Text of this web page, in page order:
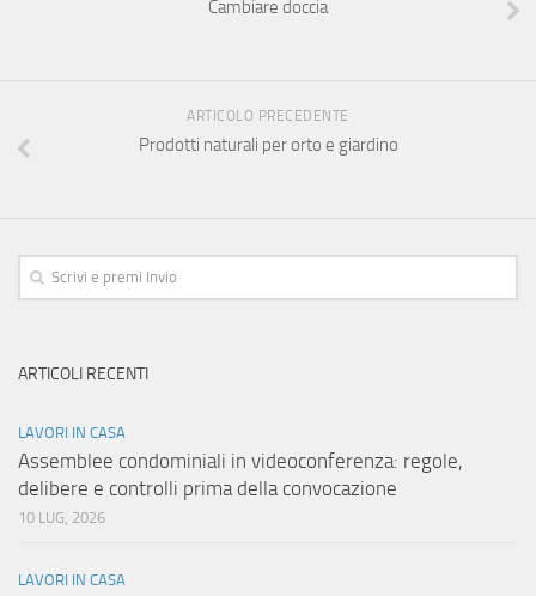
Cambiare doccia
ARTICOLO PRECEDENTE
Prodotti naturali per orto e giardino
ARTICOLI RECENTI
LAVORI IN CASA
Assemblee condominiali in videoconferenza: regole,
delibere e controlli prima della convocazione
10 LUG, 2026
LAVORI IN CASA